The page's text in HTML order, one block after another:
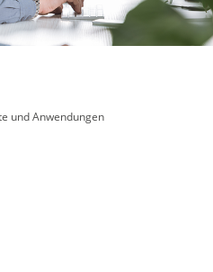
und Anwendungen